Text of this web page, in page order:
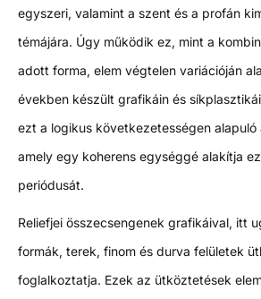
egyszeri, valamint a szent és a profán
témájára. Úgy működik ez, mint a
adott forma, elem végtelen variációján
években készült grafikáin és
ezt a logikus következetességen alapuló
amely egy koherens egységgé alakítja
periódusát.
Reliefjei összecsengenek grafikáival, itt
formák, terek, finom és durva felületek
foglalkoztatja. Ezek az ütköztetések